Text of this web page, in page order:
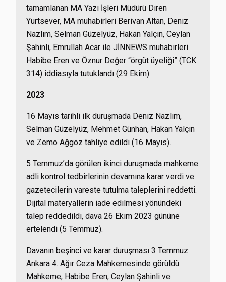
tamamlanan MA Yazı İşleri Müdürü Diren
Yurtsever, MA muhabirleri Berivan Altan, Deniz
Nazlım, Selman Güzelyüz, Hakan Yalçın, Ceylan
Şahinli, Emrullah Acar ile JİNNEWS muhabirleri
Habibe Eren ve Öznur Değer “örgüt üyeliği” (TCK
314) iddiasıyla tutuklandı (29 Ekim).
2023
16 Mayıs tarihli ilk duruşmada Deniz Nazlım,
Selman Güzelyüz, Mehmet Günhan, Hakan Yalçın
ve Zemo Ağgöz tahliye edildi (16 Mayıs).
5 Temmuz’da görülen ikinci duruşmada mahkeme
adli kontrol tedbirlerinin devamına karar verdi ve
gazetecilerin vareste tutulma taleplerini reddetti.
Dijital materyallerin iade edilmesi yönündeki
talep reddedildi, dava 26 Ekim 2023 gününe
ertelendi (5 Temmuz).
Davanın beşinci ve karar duruşması 3 Temmuz
Ankara 4. Ağır Ceza Mahkemesinde görüldü.
Mahkeme, Habibe Eren, Ceylan Şahinli ve